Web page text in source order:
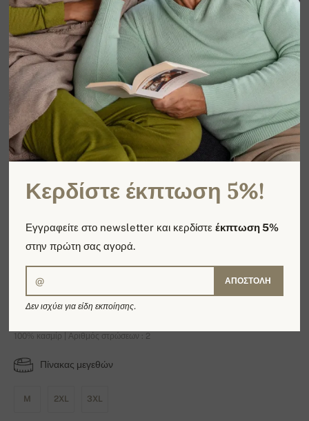
Gauvain
100% κασμίρ | Αριθμός στρώσεων : 2
Πίνακας μεγεθών
M 2XL 3XL
Κερδίστε έκπτωση 5%!
Εγγραφείτε στο newsletter και κερδίστεέκπτωση 5%
στην πρώτη σας αγορά.
ΑΠΟΣΤΟΛΉ
Δεν ισχύει για είδη εκποίησης.